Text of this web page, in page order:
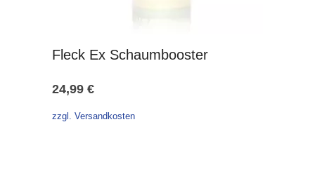
Fleck Ex Schaumbooster
24,99 €
zzgl. Versandkosten